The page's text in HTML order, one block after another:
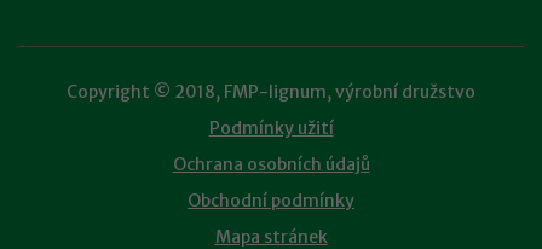
Copyright © 2018, FMP-lignum, výrobní družstvo
Podmínky užití
Ochrana osobních údajů
Obchodní podmínky
Mapa stránek